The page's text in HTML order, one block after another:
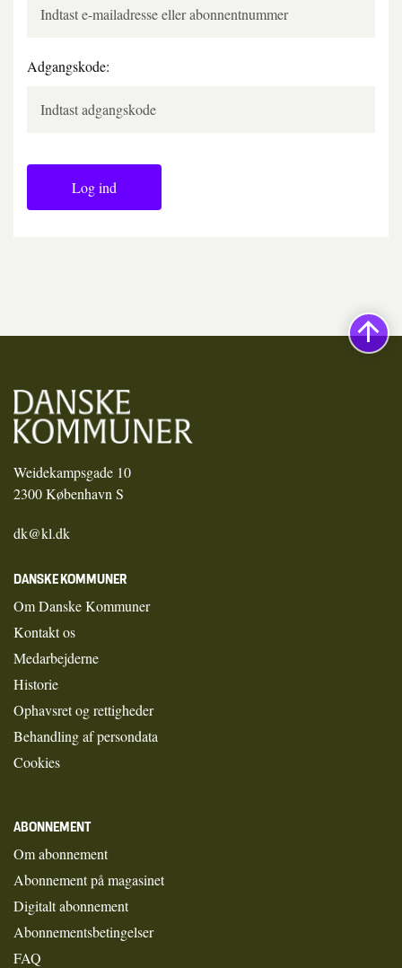
Adgangskode:
Log ind
Weidekampsgade 10
2300 København S
dk@kl.dk
DANSKE KOMMUNER
Om Danske Kommuner
Kontakt os
Medarbejderne
Historie
Ophavsret og rettigheder
Behandling af persondata
Cookies
ABONNEMENT
Om abonnement
Abonnement på magasinet
Digitalt abonnement
Abonnementsbetingelser
FAQ